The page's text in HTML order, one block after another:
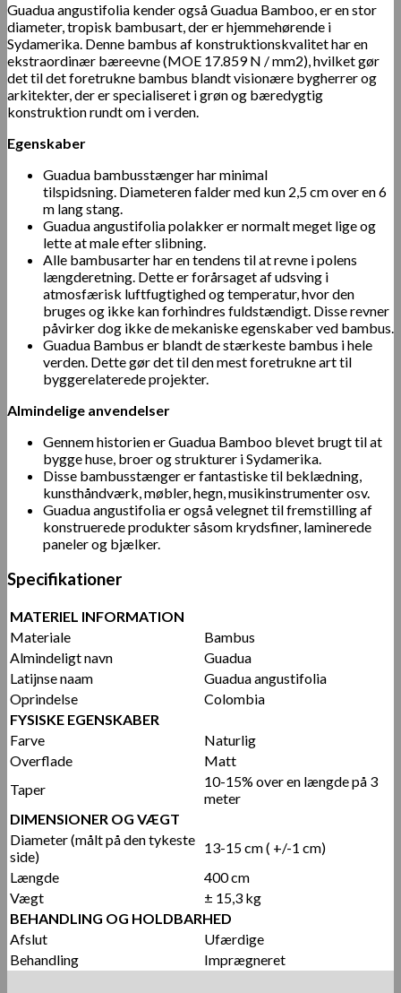
Guadua angustifolia kender også Guadua Bamboo, er en stor
diameter, tropisk bambusart, der er hjemmehørende i
Sydamerika. Denne bambus af konstruktionskvalitet har en
ekstraordinær bæreevne (MOE 17.859 N / mm2), hvilket gør
det til det foretrukne bambus blandt visionære bygherrer og
arkitekter, der er specialiseret i grøn og bæredygtig
konstruktion rundt om i verden.
Egenskaber
Guadua bambusstænger har minimal
tilspidsning. Diameteren falder med kun 2,5 cm over en 6
m lang stang.
Guadua angustifolia polakker er normalt meget lige og
lette at male efter slibning.
Alle bambusarter har en tendens til at revne i polens
længderetning. Dette er forårsaget af udsving i
atmosfærisk luftfugtighed og temperatur, hvor den
bruges og ikke kan forhindres fuldstændigt. Disse revner
påvirker dog ikke de mekaniske egenskaber ved bambus.
Guadua Bambus er blandt de stærkeste bambus i hele
verden. Dette gør det til den mest foretrukne art til
byggerelaterede projekter.
Almindelige anvendelser
Gennem historien er Guadua Bamboo blevet brugt til at
bygge huse, broer og strukturer i Sydamerika.
Disse bambusstænger er fantastiske til beklædning,
kunsthåndværk, møbler, hegn, musikinstrumenter osv.
Guadua angustifolia er også velegnet til fremstilling af
konstruerede produkter såsom krydsfiner, laminerede
paneler og bjælker.
Specifikationer
MATERIEL INFORMATION
Materiale
Bambus
Almindeligt navn
Guadua
Latijnse naam
Guadua angustifolia
Oprindelse
Colombia
FYSISKE EGENSKABER
Farve
Naturlig
Overflade
Matt
Taper
10-15% over en længde på 3
meter
DIMENSIONER OG VÆGT
Diameter (målt på den tykeste
side)
13-15 cm ( +/-1 cm)
Længde
400 cm
Vægt
± 15,3 kg
BEHANDLING OG HOLDBARHED
Afslut
Ufærdige
Behandling
Imprægneret